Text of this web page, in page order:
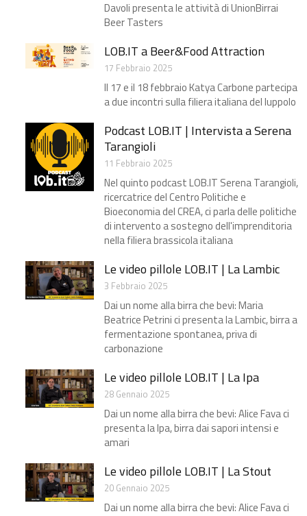
Davoli presenta le attività di UnionBirrai
Beer Tasters
LOB.IT a Beer&Food Attraction
17 Febbraio 2025
Il 17 e il 18 febbraio Katya Carbone partecipa
a due incontri sulla filiera italiana del luppolo
Podcast LOB.IT | Intervista a Serena
Tarangioli
11 Febbraio 2025
Nel quinto podcast LOB.IT Serena Tarangioli,
ricercatrice del Centro Politiche e
Bioeconomia del CREA, ci parla delle politiche
di intervento a sostegno dell'imprenditoria
nella filiera brassicola italiana
Le video pillole LOB.IT | La Lambic
3 Febbraio 2025
Dai un nome alla birra che bevi: Maria
Beatrice Petrini ci presenta la Lambic, birra a
fermentazione spontanea, priva di
carbonazione
Le video pillole LOB.IT | La Ipa
28 Gennaio 2025
Dai un nome alla birra che bevi: Alice Fava ci
presenta la Ipa, birra dai sapori intensi e
amari
Le video pillole LOB.IT | La Stout
20 Gennaio 2025
Dai un nome alla birra che bevi: Alice Fava ci